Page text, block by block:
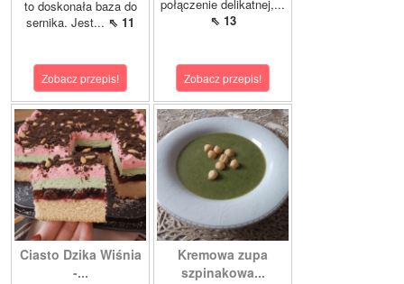
to doskonała baza do
sernika. Jest... ⇖ 11
Zobacz przepis!
połączenie delikatnej,...
⇖ 13
Zobacz przepis!
Ciasto Dzika Wiśnia
-...
Kremowa zupa
szpinakowa...